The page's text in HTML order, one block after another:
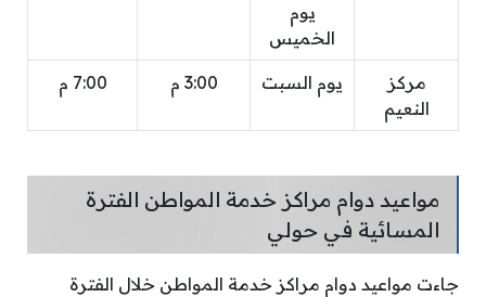
يوم
الخميس
مركز
النعيم
يوم السبت 3:00 م 7:00 م
مواعيد دوام مراكز خدمة المواطن الفترة
المسائية في حولي
جاءت مواعيد دوام مراكز خدمة المواطن خلال الفترة